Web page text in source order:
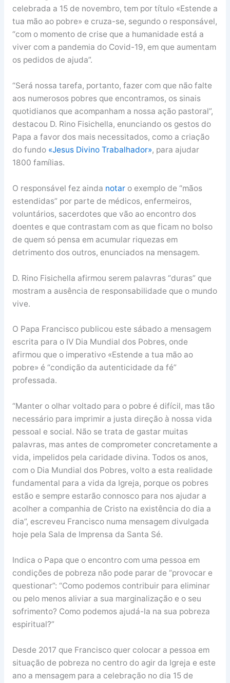
celebrada a 15 de novembro, tem por título «Estende a
tua mão ao pobre» e cruza-se, segundo o responsável,
“com o momento de crise que a humanidade está a
viver com a pandemia do Covid-19, em que aumentam
os pedidos de ajuda”.
“Será nossa tarefa, portanto, fazer com que não falte
aos numerosos pobres que encontramos, os sinais
quotidianos que acompanham a nossa ação pastoral”,
destacou D. Rino Fisichella, enunciando os gestos do
Papa a favor dos mais necessitados, como a criação
do fundo «Jesus Divino Trabalhador», para ajudar
1800 famílias.
O responsável fez ainda notaro exemplo de “mãos
estendidas” por parte de médicos, enfermeiros,
voluntários, sacerdotes que vão ao encontro dos
doentes e que contrastam com as que ficam no bolso
de quem só pensa em acumular riquezas em
detrimento dos outros, enunciados na mensagem.
D. Rino Fisichella afirmou serem palavras “duras” que
mostram a ausência de responsabilidade que o mundo
vive.
O Papa Francisco publicou este sábado a mensagem
escrita para o IV Dia Mundial dos Pobres, onde
afirmou que o imperativo «Estende a tua mão ao
pobre» é “condição da autenticidade da fé”
professada.
“Manter o olhar voltado para o pobre é difícil, mas tão
necessário para imprimir a justa direção à nossa vida
pessoal e social. Não se trata de gastar muitas
palavras, mas antes de comprometer concretamente a
vida, impelidos pela caridade divina. Todos os anos,
com o Dia Mundial dos Pobres, volto a esta realidade
fundamental para a vida da Igreja, porque os pobres
estão e sempre estarão connosco para nos ajudar a
acolher a companhia de Cristo na existência do dia a
dia”, escreveu Francisco numa mensagem divulgada
hoje pela Sala de Imprensa da Santa Sé.
Indica o Papa que o encontro com uma pessoa em
condições de pobreza não pode parar de “provocar e
questionar”: “Como podemos contribuir para eliminar
ou pelo menos aliviar a sua marginalização e o seu
sofrimento? Como podemos ajudá-la na sua pobreza
espiritual?”
Desde 2017 que Francisco quer colocar a pessoa em
situação de pobreza no centro do agir da Igreja e este
ano a mensagem para a celebração no dia 15 de